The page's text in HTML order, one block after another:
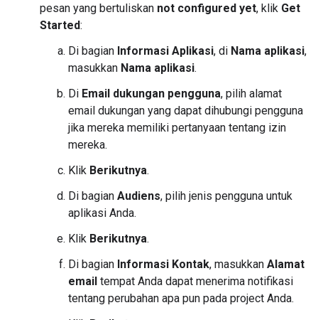
pesan yang bertuliskan not configured yet, klik Get
Started:
Di bagian Informasi Aplikasi, di Nama aplikasi,
masukkan Nama aplikasi.
Di Email dukungan pengguna, pilih alamat
email dukungan yang dapat dihubungi pengguna
jika mereka memiliki pertanyaan tentang izin
mereka.
Klik Berikutnya.
Di bagian Audiens, pilih jenis pengguna untuk
aplikasi Anda.
Klik Berikutnya.
Di bagian Informasi Kontak, masukkan Alamat
email tempat Anda dapat menerima notifikasi
tentang perubahan apa pun pada project Anda.